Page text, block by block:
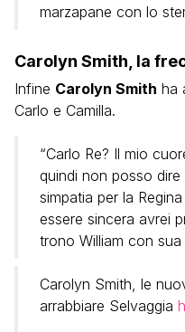
marzapane con lo
Carolyn Smith, la
Infine Carolyn Smith ha
Carlo e Camilla.
“Carlo Re? Il mio
quindi non posso
simpatia per la
essere sincera avrei
trono William con sua
Carolyn Smith, le
arrabbiare Selvaggia